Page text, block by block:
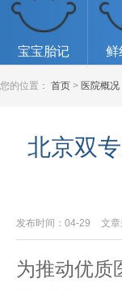
宝宝胎记 鲜
您的位置： 首页 > 医院概况
北京双
发布时间：04-29 文章
为推动优质